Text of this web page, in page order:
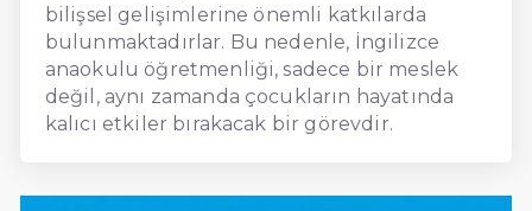
bilişsel gelişimlerine önemli katkılarda
bulunmaktadırlar. Bu nedenle, İngilizce
anaokulu öğretmenliği, sadece bir meslek
değil, aynı zamanda çocukların hayatında
kalıcı etkiler bırakacak bir görevdir.